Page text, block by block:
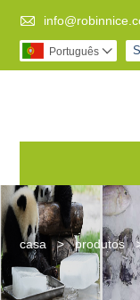

Português 
casa > produtos